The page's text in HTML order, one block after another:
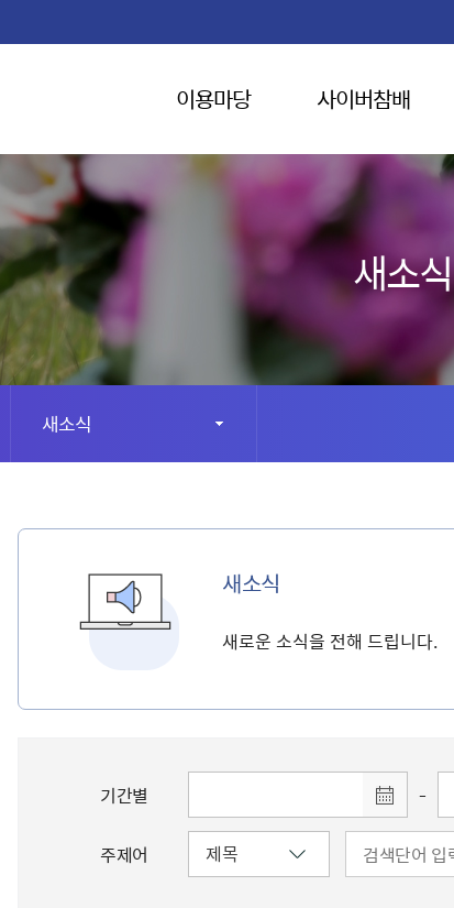
이용마당 사이버참배
새소식
새소식
새소식
새로운 소식을 전해 드립니다.
기간별 -
주제어